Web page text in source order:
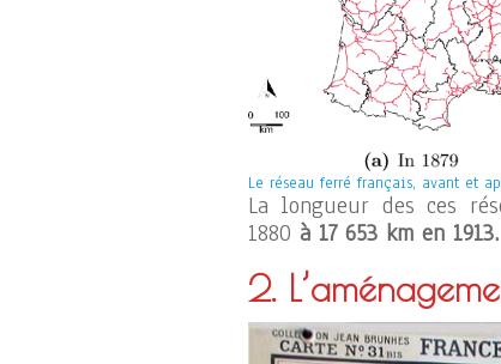
Le réseau ferré français, avant et
La longueur des ces
1880 à 17 653 km en 1913.
2.